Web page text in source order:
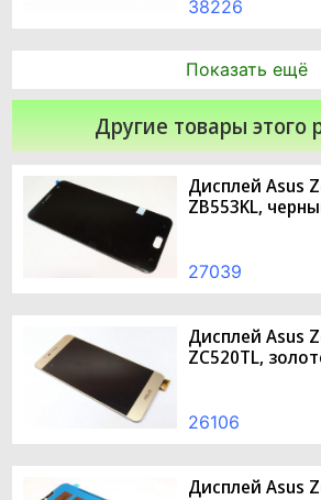
38226
Показать ещё
Другие товары этого
Дисплей Asus
ZB553KL,
27039
Дисплей Asus
ZC520TL,
26106
Дисплей Asus